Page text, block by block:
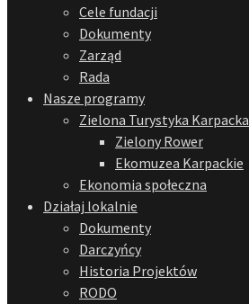
Cele fundacji
Dokumenty
Zarząd
Rada
Nasze programy
Zielona Turystyka Karpacka
Zielony Rower
Ekomuzea Karpackie
Ekonomia społeczna
Działaj lokalnie
Dokumenty
Darczyńcy
Historia Projektów
RODO